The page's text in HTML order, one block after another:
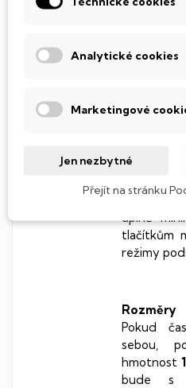
působí
úplně
tlačítkům
režimy
Rozměry
Pokud
sebou,
hmotnost
bude s
Analytické cookies
Marketingové
Jen nezbytné
Přejít na stránku